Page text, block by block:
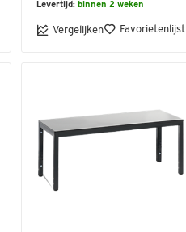
Levertijd: binnen 2 weken
Vergelijken Favorietenlijst